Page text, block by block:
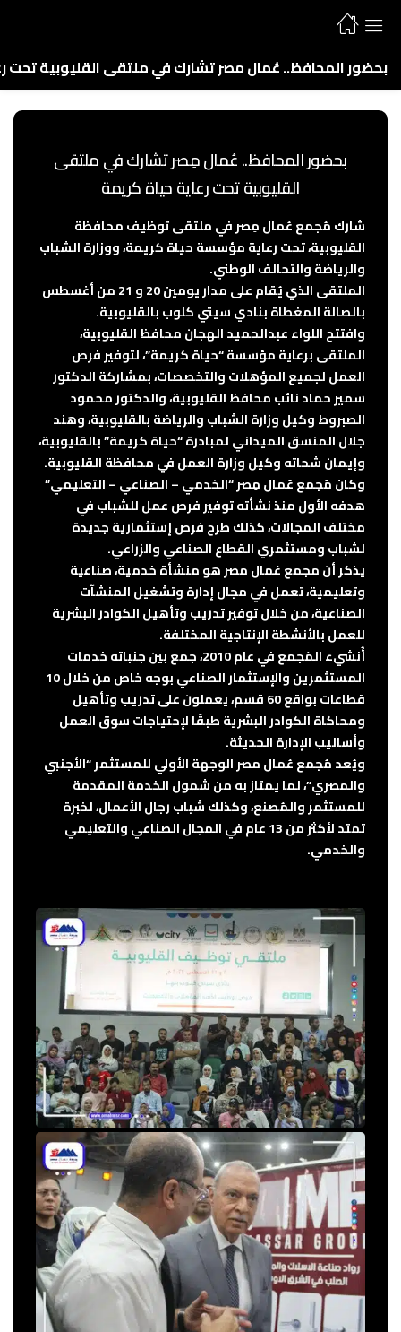
بحضور المحافظ.. عُمال مِصر تشارك في ملتقى القليوبية تحت
بحضور المحافظ.. عُمال مِصر تشارك في ملتقى
القليوبية تحت رعاية حياة كريمة
شارك مُجمع عُمال مِصر في ملتقى توظيف محافظة
القليوبية، تحت رعاية مؤسسة حياة كريمة، ووزارة الشباب
والرياضة والتحالف الوطني.
الملتقى الذي يُقام على مدار يومين 20 و 21 من أغسطس
بالصالة المغطاة بنادي سيتي كلوب بالقليوبية.
وافتتح اللواء عبدالحميد الهجان محافظ القليوبية،
الملتقى برعاية مؤسسة “حياة كريمة”، لتوفير فرص
العمل لجميع المؤهلات والتخصصات، بمشاركة الدكتور
سمير حماد نائب محافظ القليوبية، والدكتور محمود
الصبروط وكيل وزارة الشباب والرياضة بالقليوبية، وهند
جلال المنسق الميداني لمبادرة “حياة كريمة” بالقليوبية،
وإيمان شحاته وكيل وزارة العمل في محافظة القليوبية.
وكان مُجمع عُمال مِصر “الخدمي – الصناعي – التعليمي”
هدفه الأول منذ نشأته توفير فرص عمل للشباب في
مختلف المجالات، كذلك طرح فرص إستثمارية جديدة
لشباب ومستثمري القطاع الصناعي والزراعي.
يذكر أن مجمع عُمال مصر هو منشأة خدمية، صناعية
وتعليمية، تعمل في مجال إدارة وتشغيل المنشآت
الصناعية، من خلال توفير تدريب وتأهيل الكوادر البشرية
للعمل بالأنشطة الإنتاجية المختلفة.
أُنشِيءَ المُجمع في عام 2010، جمع بين جنباته خدمات
المستثمرين والإستثمار الصناعي بوجه خاص من خلال 10
قطاعات بواقع 60 قسم، يعملون على تدريب وتأهيل
ومحاكاة الكوادر البشرية طبقًا لإحتياجات سوق العمل
وأساليب الإدارة الحديثة.
ويُعد مُجمع عُمال مصر الوجهة الأولي للمستثمر “الأجنبي
والمصري”، لما يمتاز به من شمول الخدمة المقدمة
للمستثمر والمُصنع، وكذلك شباب رجال الأعمال، لخبرة
تمتد لأكثر من 13 عام في المجال الصناعي والتعليمي
والخدمي.